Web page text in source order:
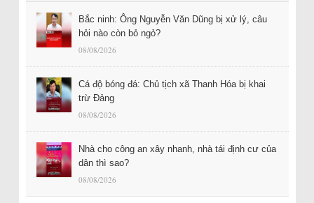
Bắc ninh: Ông Nguyễn Văn Dũng bị xử lý, câu
hỏi nào còn bỏ ngỏ?
08/08/2026
Cá độ bóng đá: Chủ tịch xã Thanh Hóa bị khai
trừ Đảng
08/08/2026
Nhà cho công an xây nhanh, nhà tái định cư của
dân thì sao?
08/08/2026